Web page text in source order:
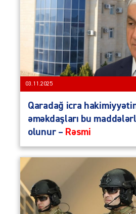
03.11.2025
Qaradağ icra
əməkdaşları bu
olunur – Rəsmi